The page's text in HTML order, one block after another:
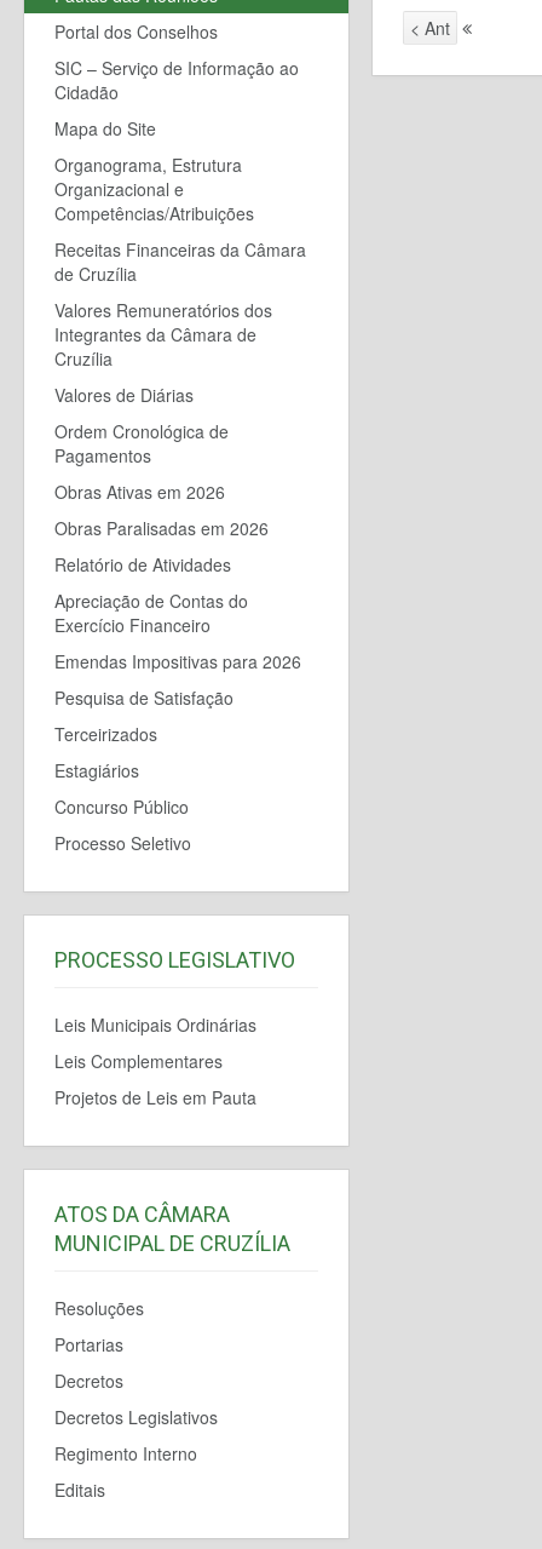
< Ant
Portal dos Conselhos
SIC – Serviço de Informação ao
Cidadão
Mapa do Site
Organograma, Estrutura
Organizacional e
Competências/Atribuições
Receitas Financeiras da Câmara
de Cruzília
Valores Remuneratórios dos
Integrantes da Câmara de
Cruzília
Valores de Diárias
Ordem Cronológica de
Pagamentos
Obras Ativas em 2026
Obras Paralisadas em 2026
Relatório de Atividades
Apreciação de Contas do
Exercício Financeiro
Emendas Impositivas para 2026
Pesquisa de Satisfação
Terceirizados
Estagiários
Concurso Público
Processo Seletivo
PROCESSO LEGISLATIVO
Leis Municipais Ordinárias
Leis Complementares
Projetos de Leis em Pauta
ATOS DA CÂMARA
MUNICIPAL DE CRUZÍLIA
Resoluções
Portarias
Decretos
Decretos Legislativos
Regimento Interno
Editais